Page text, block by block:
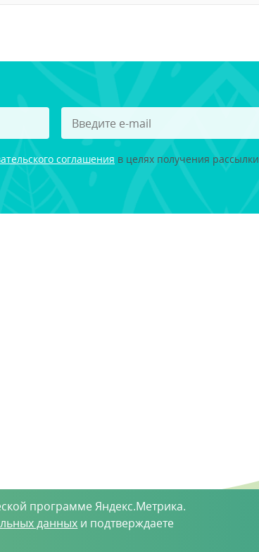
соглашения в целях получения рассылки
программе Яндекс.Метрика.
данных и подтверждаете